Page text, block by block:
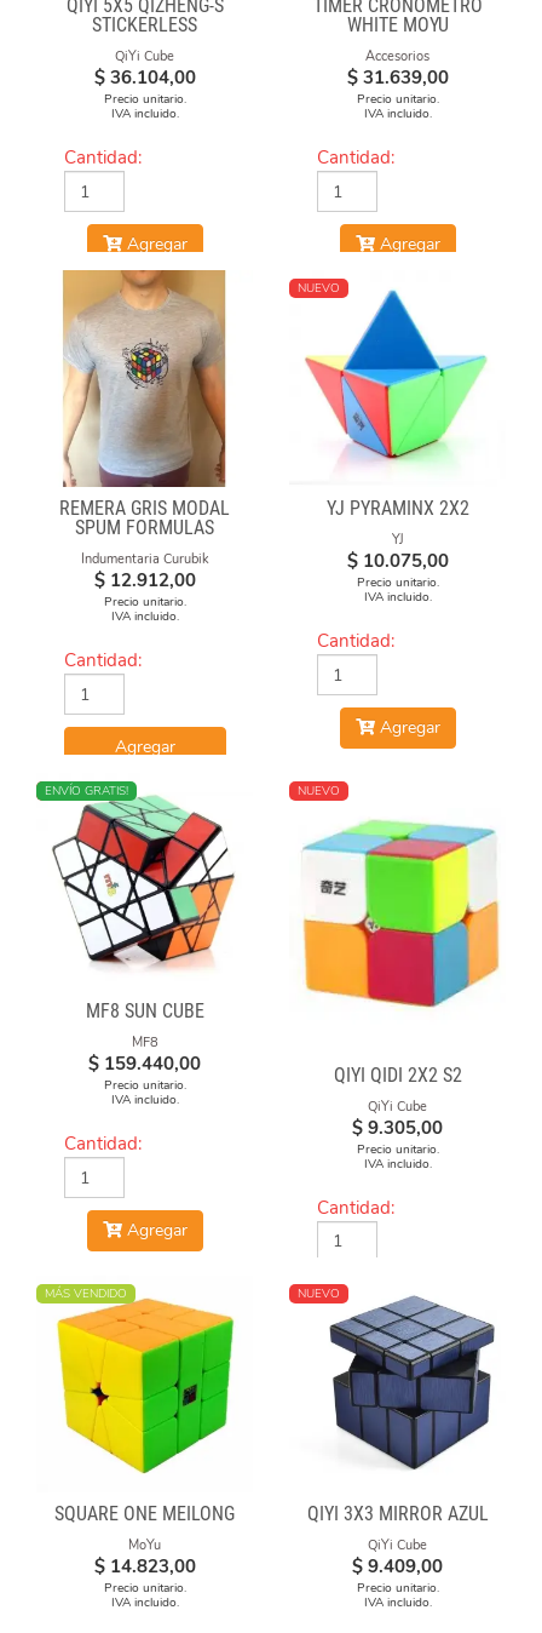
QIYI 5X5 QIZHENG-S
STICKERLESS
QiYi Cube
$ 36.104,00
Precio unitario.
IVA incluido.
Cantidad:
Agregar
TIMER CRONÓMETRO
WHITE MOYU
Accesorios
$ 31.639,00
Precio unitario.
IVA incluido.
Cantidad:
Agregar
REMERA GRIS MODAL
SPUM FORMULAS
Indumentaria Curubik
$ 12.912,00
Precio unitario.
IVA incluido.
Cantidad:
Agregar
NUEVO
YJ PYRAMINX 2X2
YJ
$ 10.075,00
Precio unitario.
IVA incluido.
Cantidad:
Agregar
NUEVO
ENVÍO GRATIS!
MF8 SUN CUBE
MF8
$ 159.440,00
Precio unitario.
IVA incluido.
Cantidad:
Agregar
NUEVO
QIYI QIDI 2X2 S2
QiYi Cube
$ 9.305,00
Precio unitario.
IVA incluido.
Cantidad:
Agregar
MÁS VENDIDO
SQUARE ONE MEILONG
MoYu
$ 14.823,00
Precio unitario.
IVA incluido.
NUEVO
QIYI 3X3 MIRROR AZUL
QiYi Cube
$ 9.409,00
Precio unitario.
IVA incluido.